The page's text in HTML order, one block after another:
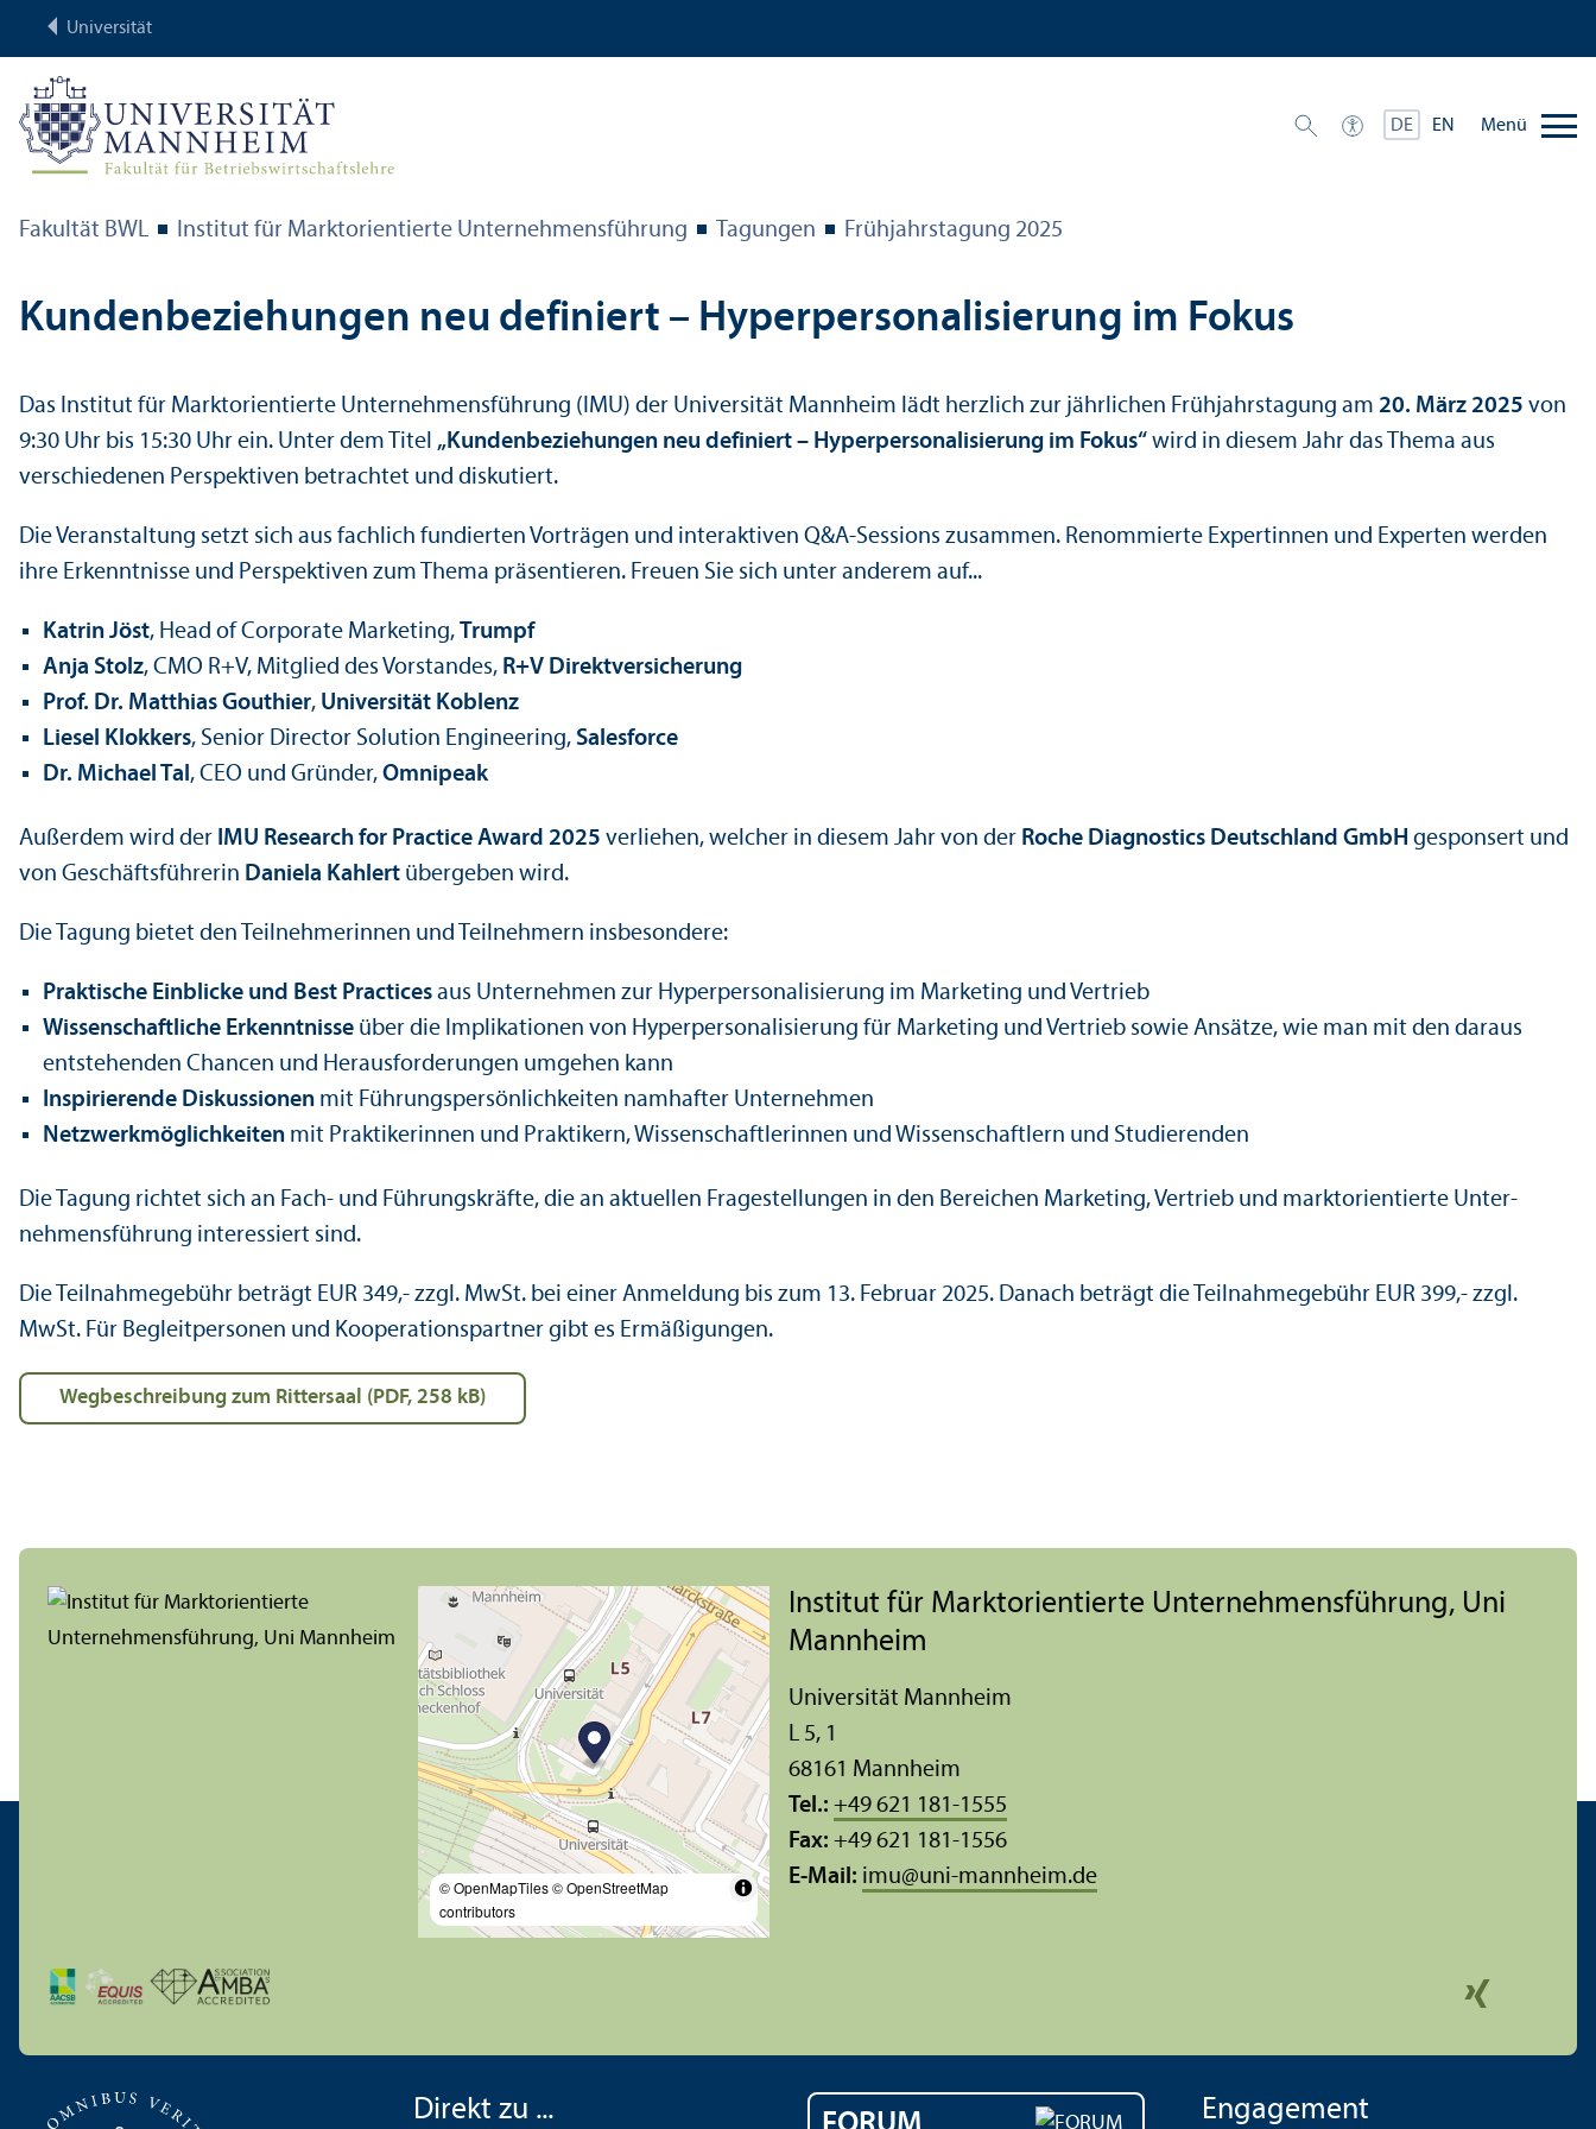
Universität
DE EN Menü
Fakultät BWL Institut für Markt­orientierte Unter­nehmens­führung Tagungen Frühjahrstagung 2025
Kunden­beziehungen neu definiert – Hyperpersonalisierung im Fokus
Das Institut für Markt­orientierte Unter­nehmens­führung (IMU) der Universität Mannheim lädt herzlich zur jährlichen Frühjahrstagung am 20. März 2025 von
9:30 Uhr bis 15:30 Uhr ein. Unter dem Titel „Kunden­beziehungen neu definiert – Hyperpersonalisierung im Fokus“ wird in diesem Jahr das Thema aus
verschiedenen Perspektiven betrachtet und diskutiert.
Die Veranstaltung setzt sich aus fach­lich fundierten Vorträgen und interaktiven Q&A-Sessions zusammen. Renommierte Expertinnen und Experten werden
ihre Er­kenntnisse und Perspektiven zum Thema präsentieren. Freuen Sie sich unter anderem auf...
Katrin Jöst, Head of Corporate Marketing, Trumpf
Anja Stolz, CMO R+V, Mitglied des Vorstandes, R+V Direkt­versicherung
Prof. Dr. Matthias Gouthier, Universität Koblenz
Liesel Klokkers, Senior Director Solution Engineering, Salesforce
Dr. Michael Tal, CEO und Gründer, Omnipeak
Außerdem wird der IMU Research for Practice Award 2025 verliehen, welcher in diesem Jahr von der Roche Diagnostics Deutschland GmbH gesponsert und
von Geschäfts­führerin Daniela Kahlert übergeben wird.
Die Tagung bietet den Teilnehmerinnen und Teilnehmern insbesondere:
Praktische Einblicke und Best Practices aus Unter­nehmen zur Hyperpersonalisierung im Marketing und Vertrieb
Wissenschaft­liche Er­kenntnisse über die Implikationen von Hyperpersonalisierung für Marketing und Vertrieb sowie Ansätze, wie man mit den daraus
entstehenden Chancen und Herausforderungen umgehen kann
Inspirierende Diskussionen mit Führungs­persönlichkeiten namhafter Unter­nehmen
Netzwerk­möglichkeiten mit Praktikerinnen und Praktikern, Wissenschaft­lerinnen und Wissenschaft­lern und Studierenden
Die Tagung richtet sich an Fach- und Führungs­kräfte, die an aktuellen Fragestellungen in den Bereichen Marketing, Vertrieb und markt­orientierte Unter­
nehmens­führung interessiert sind.
Die Teilnahmegebühr beträgt EUR 349,- zzgl. MwSt. bei einer Anmeldung bis zum 13. Februar 2025. Danach beträgt die Teilnahmegebühr EUR 399,- zzgl.
MwSt. Für Begleitpersonen und Kooperations­partner gibt es Ermäßigungen.
Wegbeschreibung zum Rittersaal (PDF, 258 kB)
© OpenMapTiles© OpenStreetMap
contributors
Institut für Markt­orientierte Unter­nehmens­führung, Uni
Mannheim
Universität Mannheim
L 5, 1
68161 Mannheim
Tel.: +49 621 181-1555
Fax: +49 621 181-1556
E-Mail: imu@uni-mannheim.de
Direkt zu ... Engagement